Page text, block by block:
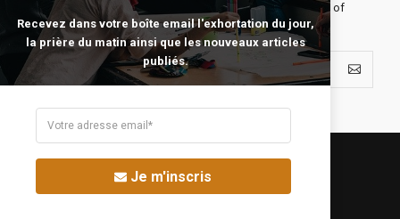
seeing with new eyes. All journeys have secret destinations of
which the traveler is unaware.
Recevez dans votre boîte email l'exhortation du jour,
la prière du matin ainsi que les nouveaux articles
publiés.
Je m'inscris